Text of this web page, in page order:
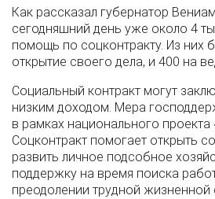
Как рассказал губернатор
сегодняшний день уже около 4
помощь по соцконтракту. Из них
открытие своего дела, и 400 на
Социальный контракт могут
низким доходом. Мера
в рамках национального проекта
Соцконтракт помогает открыть
развить личное подсобное
поддержку на время поиска
преодолении трудной жизненной